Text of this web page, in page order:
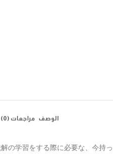
الوصف مراجعات (0)
学習をする際に必要な、今持